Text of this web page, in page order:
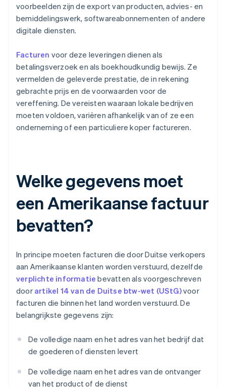
voorbeelden zijn de export van producten, advies- en
bemiddelingswerk, softwareabonnementen of andere
digitale diensten.
Facturen voor deze leveringen dienen als
betalingsverzoek en als boekhoudkundig bewijs. Ze
vermelden de geleverde prestatie, de in rekening
gebrachte prijs en de voorwaarden voor de
vereffening. De vereisten waaraan lokale bedrijven
moeten voldoen, variëren afhankelijk van of ze een
onderneming of een particuliere koper factureren.
Welke gegevens moet
een Amerikaanse factuur
bevatten?
In principe moeten facturen die door Duitse verkopers
aan Amerikaanse klanten worden verstuurd, dezelfde
verplichte informatie bevatten als voorgeschreven
door artikel 14 van de Duitse btw-wet (UStG)voor
facturen die binnen het land worden verstuurd. De
belangrijkste gegevens zijn:
De volledige naam en het adres van het bedrijf dat
de goederen of diensten levert
De volledige naam en het adres van de ontvanger
van het product of de dienst